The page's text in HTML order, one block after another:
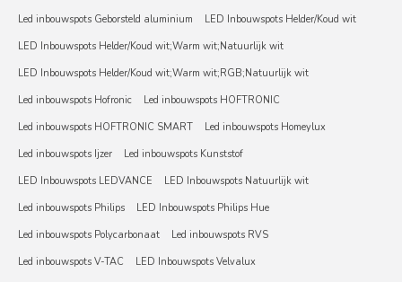
Led inbouwspots Geborsteld aluminium
LED Inbouwspots Helder/Koud wit
LED Inbouwspots Helder/Koud wit;Warm wit;Natuurlijk wit
LED Inbouwspots Helder/Koud wit;Warm wit;RGB;Natuurlijk wit
Led inbouwspots Hofronic
Led inbouwspots HOFTRONIC
Led inbouwspots HOFTRONIC SMART
Led inbouwspots Homeylux
Led inbouwspots Ijzer
Led inbouwspots Kunststof
LED Inbouwspots LEDVANCE
LED Inbouwspots Natuurlijk wit
Led inbouwspots Philips
LED Inbouwspots Philips Hue
Led inbouwspots Polycarbonaat
Led inbouwspots RVS
Led inbouwspots V-TAC
LED Inbouwspots Velvalux